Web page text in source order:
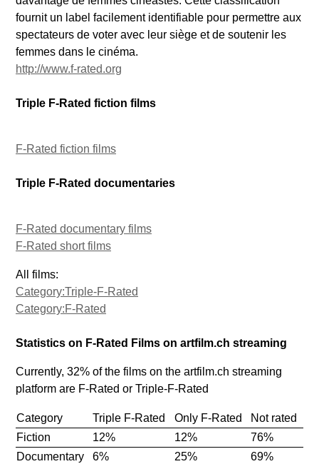
fournit un label facilement identifiable pour permettre aux
spectateurs de voter avec leur siège et de soutenir les
femmes dans le cinéma.
http://www.f-rated.org
Triple F-Rated fiction films
F-Rated fiction films
Triple F-Rated documentaries
F-Rated documentary films
F-Rated short films
All films:
Category:Triple-F-Rated
Category:F-Rated
Statistics on F-Rated Films on artfilm.ch streaming
Currently, 32% of the films on the artfilm.ch streaming
platform are F-Rated or Triple-F-Rated
Category Triple F-Rated Only F-Rated
Not rated
Fiction
12% 12%
76%
Documentary
6% 25% 69%